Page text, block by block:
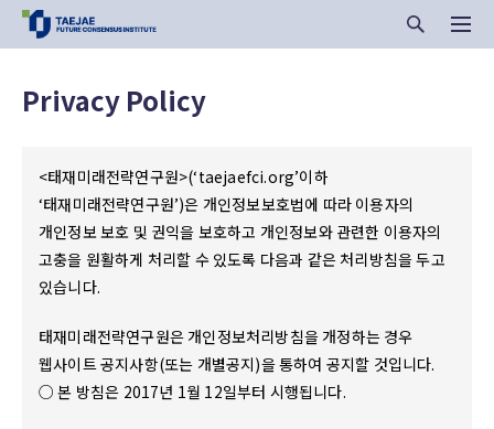
Privacy Policy
<태재미래전략연구원>(‘taejaefci.org’이하
‘태재미래전략연구원’)은 개인정보보호법에 따라 이용자의
개인정보 보호 및 권익을 보호하고 개인정보와 관련한 이용자의
고충을 원활하게 처리할 수 있도록 다음과 같은 처리방침을 두고
있습니다.
태재미래전략연구원은 개인정보처리방침을 개정하는 경우
웹사이트 공지사항(또는 개별공지)을 통하여 공지할 것입니다.
○ 본 방침은 2017년 1월 12일부터 시행됩니다.